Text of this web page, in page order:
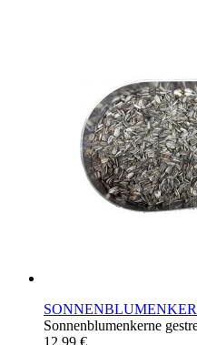
Sonnenblumenkerne